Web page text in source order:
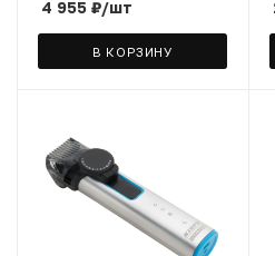
4 955 ₽/шт
В КОРЗИНУ